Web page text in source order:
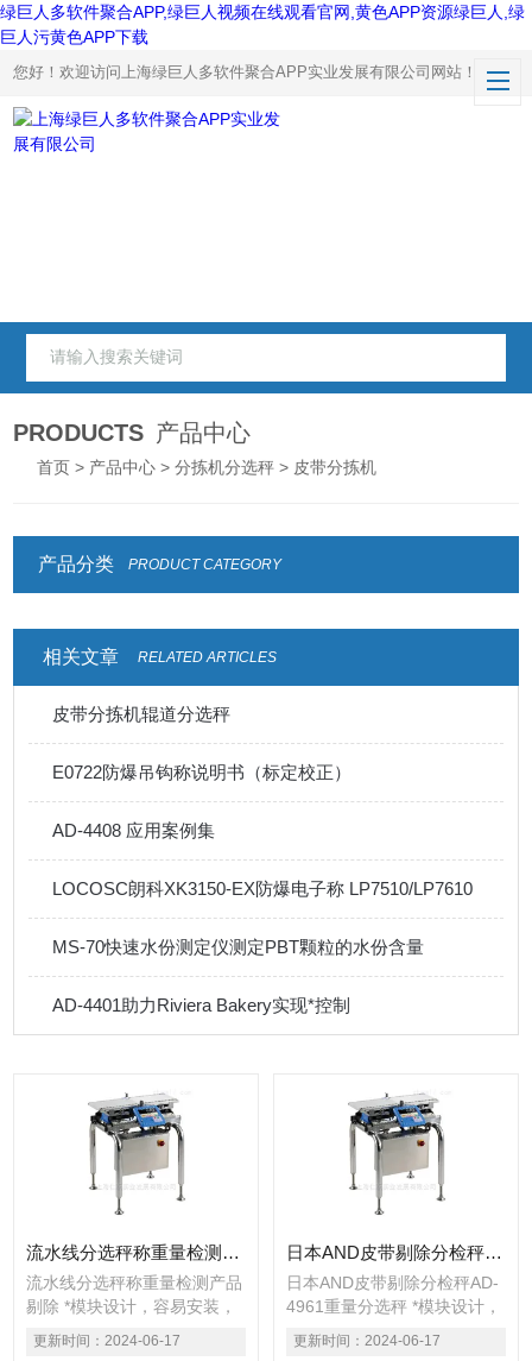
绿巨人多软件聚合APP,绿巨人视频在线观看官网,黄色APP资源绿巨人,绿
巨人污黄色APP下载
您好！欢迎访问上海绿巨人多软件聚合APP实业发展有限公司网站！
PRODUCTS 产品中心
首页 > 产品中心 >分拣机分选秤 > 皮带分拣机
产品分类 PRODUCT CATEGORY
相关文章 RELATED ARTICLES
皮带分拣机辊道分选秤
E0722防爆吊钩称说明书（标定校正）
AD-4408 应用案例集
LOCOSC朗科XK3150-EX防爆电子称 LP7510/LP7610
MS-70快速水份测定仪测定PBT颗粒的水份含量
AD-4401助力Riviera Bakery实现*控制
流水线分选秤称重量检测产品剔除
流水线分选秤称重量检测产品
剔除 *模块设计，容易安装，
拆卸方便，便于维护与运输 ■
分拣速度高达
更新时间： 2024-06-17
日本AND皮带剔除分检秤AD-4961重量分选秤
日本AND皮带剔除分检秤AD-
4961重量分选秤 *模块设计，
容易安装，拆卸方便，便于维
护与运输 ■ 分拣速度高达
更新时间： 2024-06-17